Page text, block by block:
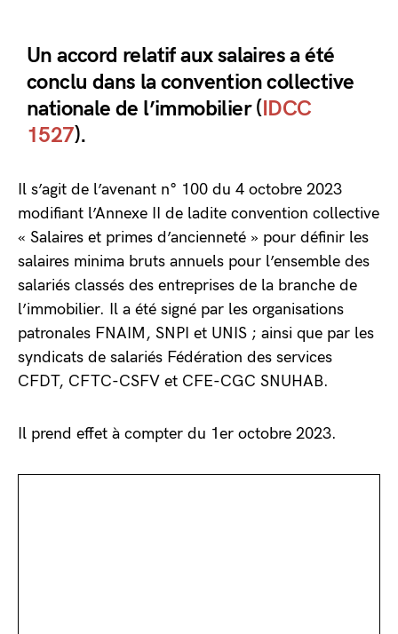
Un accord relatif aux salaires a été
conclu dans la convention collective
nationale de l’immobilier (IDCC
1527).
Il s’agit de l’avenant n° 100 du 4 octobre 2023
modifiant l’Annexe II de ladite convention collective
« Salaires et primes d’ancienneté » pour définir les
salaires minima bruts annuels pour l’ensemble des
salariés classés des entreprises de la branche de
l’immobilier. Il a été signé par les organisations
patronales FNAIM, SNPI et UNIS ; ainsi que par les
syndicats de salariés Fédération des services
CFDT, CFTC-CSFV et CFE-CGC SNUHAB.
Il prend effet à compter du 1er octobre 2023.